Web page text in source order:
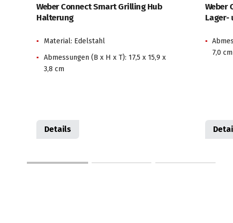
Weber Connect Smart Grilling Hub
Halterung
Material: Edelstahl
Abmessungen (B x H x T): 17,5 x 15,9 x
3,8 cm
Details
Weber
Lager-
7,0 cm